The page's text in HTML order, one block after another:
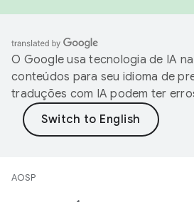
O Google usa tecnologia de IA
conteúdos para seu idioma de
traduções com IA podem ter
AOSP